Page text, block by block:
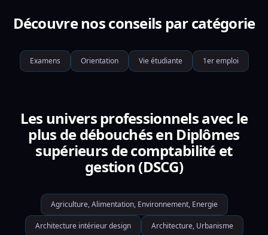
Découvre nos conseils par catégorie
Examens Orientation Vie étudiante 1er emploi
Les univers professionnels avec le
plus de débouchés en Diplômes
supérieurs de comptabilité et
gestion (DSCG)
Agriculture, Alimentation, Environnement, Energie
Architecture intérieur design Architecture, Urbanisme